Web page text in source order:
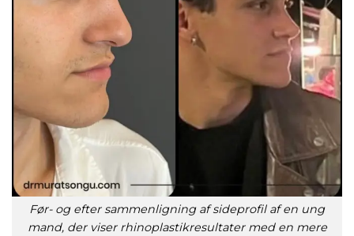
Før- og efter sammenligning af sideprofil af en ung
mand, der viser rhinoplastikresultater med en mere